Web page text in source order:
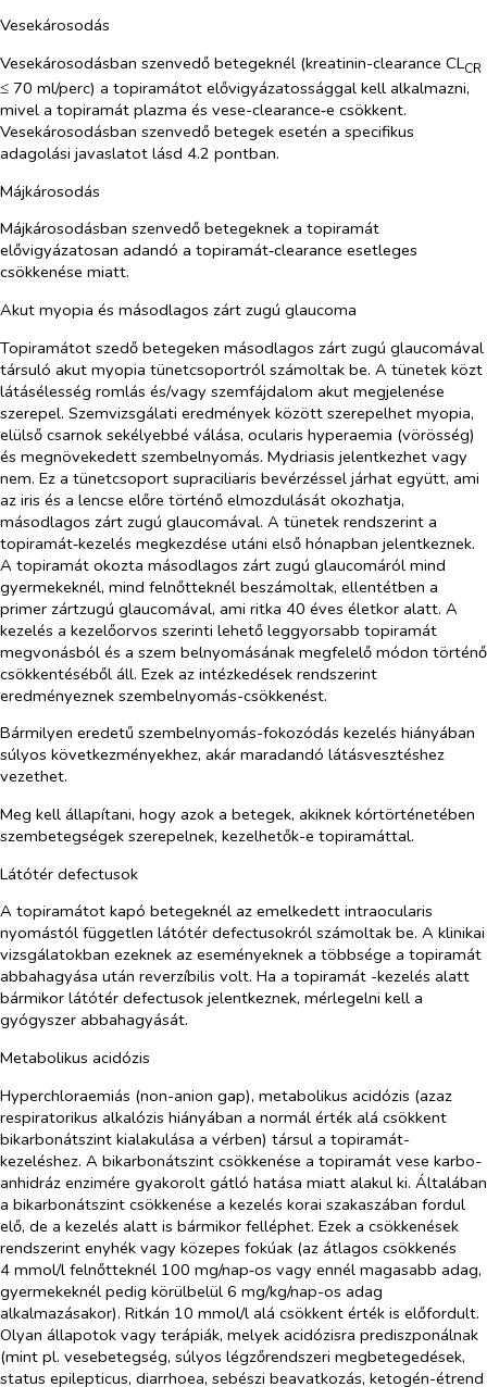
Vesekárosodás
Vesekárosodásban szenvedő betegeknél (kreatinin-clearance CLCR
≤ 70 ml/perc) a topiramátot elővigyázatossággal kell alkalmazni,
mivel a topiramát plazma és vese-clearance‑e csökkent.
Vesekárosodásban szenvedő betegek esetén a specifikus
adagolási javaslatot lásd 4.2 pontban.
Májkárosodás
Májkárosodásban szenvedő betegeknek a topiramát
elővigyázatosan adandó a topiramát‑clearance esetleges
csökkenése miatt.
Akut myopia és másodlagos zárt zugú glaucoma
Topiramátot szedő betegeken másodlagos zárt zugú glaucomával
társuló akut myopia tünetcsoportról számoltak be. A tünetek közt
látásélesség romlás és/vagy szemfájdalom akut megjelenése
szerepel. Szemvizsgálati eredmények között szerepelhet myopia,
elülső csarnok sekélyebbé válása, ocularis hyperaemia (vörösség)
és megnövekedett szembelnyomás. Mydriasis jelentkezhet vagy
nem. Ez a tünetcsoport supraciliaris bevérzéssel járhat együtt, ami
az iris és a lencse előre történő elmozdulását okozhatja,
másodlagos zárt zugú glaucomával. A tünetek rendszerint a
topiramát‑kezelés megkezdése utáni első hónapban jelentkeznek.
A topiramát okozta másodlagos zárt zugú glaucomáról mind
gyermekeknél, mind felnőtteknél beszámoltak, ellentétben a
primer zártzugú glaucomával, ami ritka 40 éves életkor alatt. A
kezelés a kezelőorvos szerinti lehető leggyorsabb topiramát
megvonásból és a szem belnyomásának megfelelő módon történő
csökkentéséből áll. Ezek az intézkedések rendszerint
eredményeznek szembelnyomás-csökkenést.
Bármilyen eredetű szembelnyomás-fokozódás kezelés hiányában
súlyos következményekhez, akár maradandó látásvesztéshez
vezethet.
Meg kell állapítani, hogy azok a betegek, akiknek kórtörténetében
szembetegségek szerepelnek, kezelhetők-e topiramáttal.
Látótér defectusok
A topiramátot kapó betegeknél az emelkedett intraocularis
nyomástól független látótér defectusokról számoltak be. A klinikai
vizsgálatokban ezeknek az eseményeknek a többsége a topiramát
abbahagyása után reverzíbilis volt. Ha a topiramát -kezelés alatt
bármikor látótér defectusok jelentkeznek, mérlegelni kell a
gyógyszer abbahagyását.
Metabolikus acidózis
Hyperchloraemiás (non-anion gap), metabolikus acidózis (azaz
respiratorikus alkalózis hiányában a normál érték alá csökkent
bikarbonátszint kialakulása a vérben) társul a topiramát-
kezeléshez. A bikarbonátszint csökkenése a topiramát vese karbo-
anhidráz enzimére gyakorolt gátló hatása miatt alakul ki. Általában
a bikarbonátszint csökkenése a kezelés korai szakaszában fordul
elő, de a kezelés alatt is bármikor felléphet. Ezek a csökkenések
rendszerint enyhék vagy közepes fokúak (az átlagos csökkenés
4 mmol/l felnőtteknél 100 mg/nap‑os vagy ennél magasabb adag,
gyermekeknél pedig körülbelül 6 mg/kg/nap-os adag
alkalmazásakor). Ritkán 10 mmol/l alá csökkent érték is előfordult.
Olyan állapotok vagy terápiák, melyek acidózisra prediszponálnak
(mint pl. vesebetegség, súlyos légzőrendszeri megbetegedések,
status epilepticus, diarrhoea, sebészi beavatkozás, ketogén-étrend